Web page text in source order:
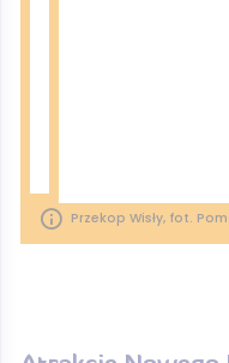
Przekop Wisły, fot.